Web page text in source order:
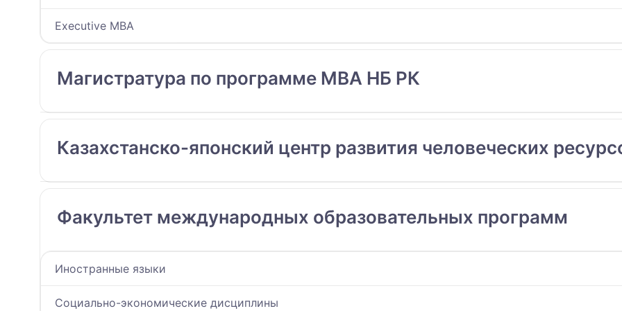
Executive MBA
Магистратура по программе MBA НБ РК
Казахстанско-японский центр развития человеческих
Факультет международных образовательных программ
Иностранные языки
Социально-экономические дисциплины